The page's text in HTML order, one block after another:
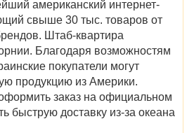
американский интернет-
свыше 30 тыс. товаров от
Штаб-квартира
Благодаря возможностям
покупатели могут
продукцию из Америки.
заказ на официальном
быструю доставку из-за океана